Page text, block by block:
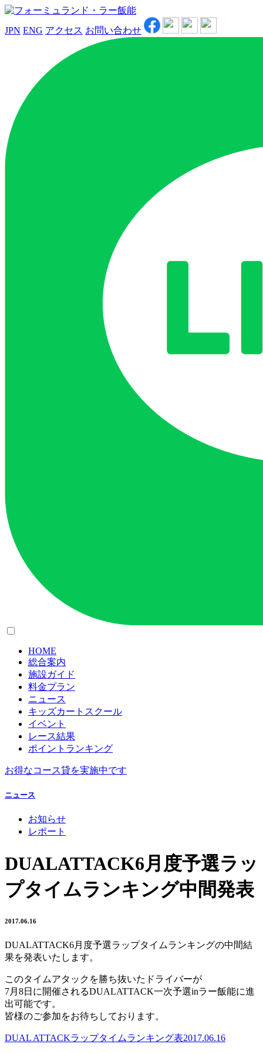
JPN ENG アクセス お問い合わせ
HOME
総合案内
施設ガイド
料金プラン
ニュース
キッズカートスクール
イベント
レース結果
ポイントランキング
お得なコース貸を実施中です
ニュース
お知らせ
レポート
DUALATTACK6月度予選ラッ
プタイムランキング中間発表
2017.06.16
DUALATTACK6月度予選ラップタイムランキングの中間結
果を発表いたします。
このタイムアタックを勝ち抜いたドライバーが
7月8日に開催されるDUALATTACK一次予選inラー飯能に進
出可能です。
皆様のご参加をお待ちしております。
DUAL ATTACKラップタイムランキング表2017.06.16